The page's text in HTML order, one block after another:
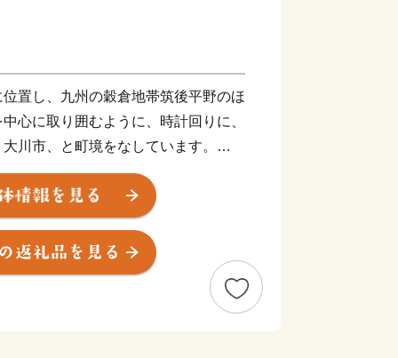
置し、九州の穀倉地帯筑後平野のほ
心に取り囲むように、時計回りに、
川市、と町境をなしています。
利用すると約1時間、車で九州自動
を利用すると約50分の距離にあり
えて、町全体が標高4〜5メートル
となっています。また、町の総面積
）が、町全域を縦横無尽に張り巡